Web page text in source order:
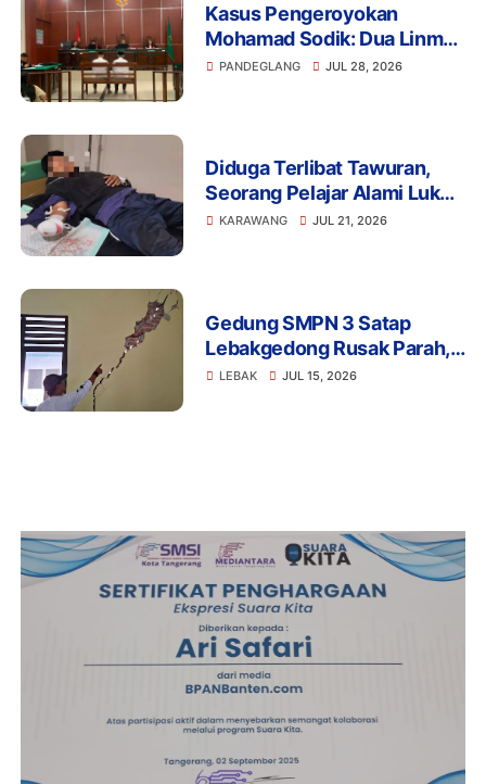
Kasus Pengeroyokan
Mohamad Sodik: Dua Linmas
Pandeglang Diganjar 5 Bulan
PANDEGLANG JUL 28, 2026
Diduga Terlibat Tawuran,
Seorang Pelajar Alami Luka
Berat di Klari, Polisi Lakukan
KARAWANG JUL 21, 2026
Gedung SMPN 3 Satap
Lebakgedong Rusak Parah,
Warga: Jangan Tunggu
LEBAK JUL 15, 2026